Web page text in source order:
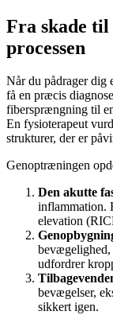
Fra skade
processen
Når du pådrager dig
få en præcis
fibersprængning til
En fysioterapeut
strukturer, der er
Genoptræningen
Den akutte
inflammation.
elevation
bevægelighed,
udfordrer
bevægelser,
sikkert igen.